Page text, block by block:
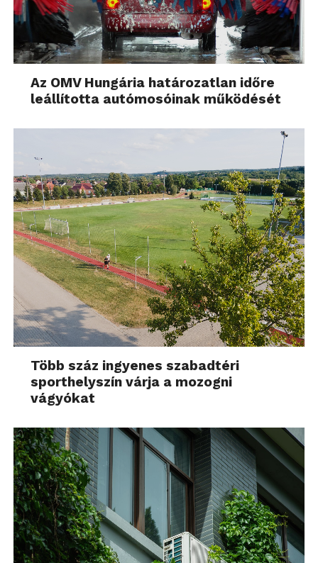
Az OMV Hungária határozatlan időre
leállította autómosóinak működését
Több száz ingyenes szabadtéri
sporthelyszín várja a mozogni
vágyókat